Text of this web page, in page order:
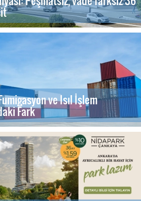
ve Isıl İşlem
Fark